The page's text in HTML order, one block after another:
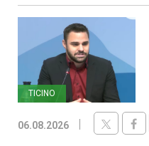
TICINO
06.08.2026